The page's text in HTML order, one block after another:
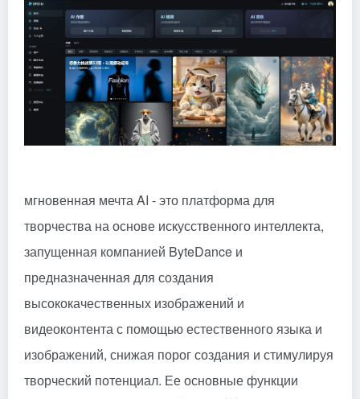
мгновенная мечтаAI - это платформа для
творчества на основе искусственного интеллекта,
запущенная компанией ByteDance и
предназначенная для создания
высококачественных изображений и
видеоконтента с помощью естественного языка и
изображений, снижая порог создания и стимулируя
творческий потенциал. Ее основные функции